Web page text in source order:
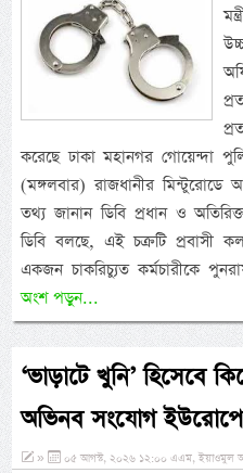
করেছে ঢাকা মহানগর গোয়েন্দা
(মঙ্গলবার) রাজধানীর
তথ্য জানান ডিবি প্রধান ও
ডিবি বলছে, এই চক্রটি প্রবাসী
একজন চাকরিচ্যুত কর্মচারীকে
অংশ পড়ুন...
‘ভাড়াটে খুনি’ হিসেবে
অভিনব সংযোগ ইউরোপে
» ০৫ আগস্ট, ২০২৬ ১২:০০ এএম, ইয়াওমুল